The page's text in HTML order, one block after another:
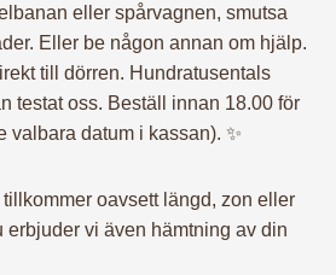
eller spårvagnen, smutsa
Eller be någon annan om hjälp.
till dörren. Hundratusentals
testat oss. Beställ innan 18.00 för
valbara datum i kassan). ✨
oavsett längd, zon eller
erbjuder vi även hämtning av din